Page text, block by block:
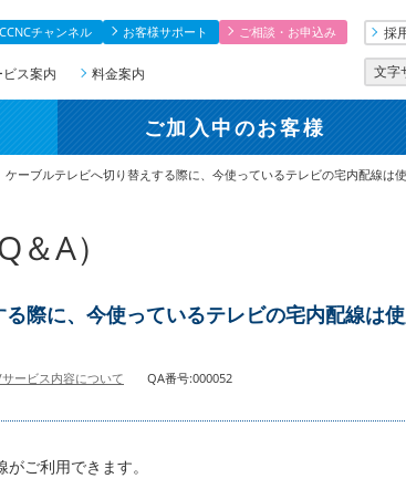
CCNCチャンネル お客様サポート ご相談・お申込み
ス案内 料金案内
採
文字
ご加入中のお客様
ケーブルテレビへ切り替えする際に、今使っているテレビの宅内配線は
A）
際に、今使っているテレビの宅内配線は
ービス内容について QA番号:000052
ご利用できます。